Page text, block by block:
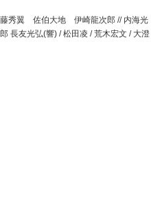
秀翼 佐伯大地 伊崎龍次郎 // 内海光
友光弘(響) / 松田凌 / 荒木宏文 / 大澄